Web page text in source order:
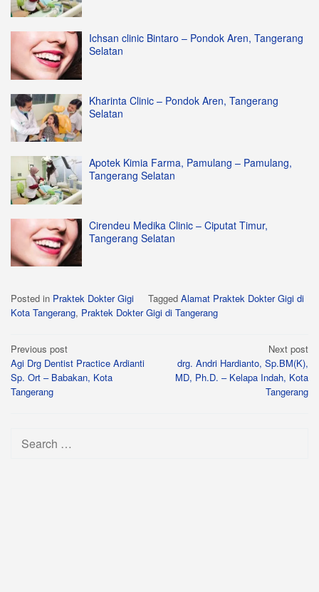
Ichsan clinic Bintaro – Pondok Aren, Tangerang
Selatan
Kharinta Clinic – Pondok Aren, Tangerang
Selatan
Apotek Kimia Farma, Pamulang – Pamulang,
Tangerang Selatan
Cirendeu Medika Clinic – Ciputat Timur,
Tangerang Selatan
Posted in Praktek Dokter Gigi Tagged Alamat Praktek Dokter Gigi di
Kota Tangerang, Praktek Dokter Gigi di Tangerang
Post
navigation
Previous post
Agi Drg Dentist Practice Ardianti
Sp. Ort – Babakan, Kota
Tangerang
Next post
drg. Andri Hardianto, Sp.BM(K),
MD, Ph.D. – Kelapa Indah, Kota
Tangerang
Search